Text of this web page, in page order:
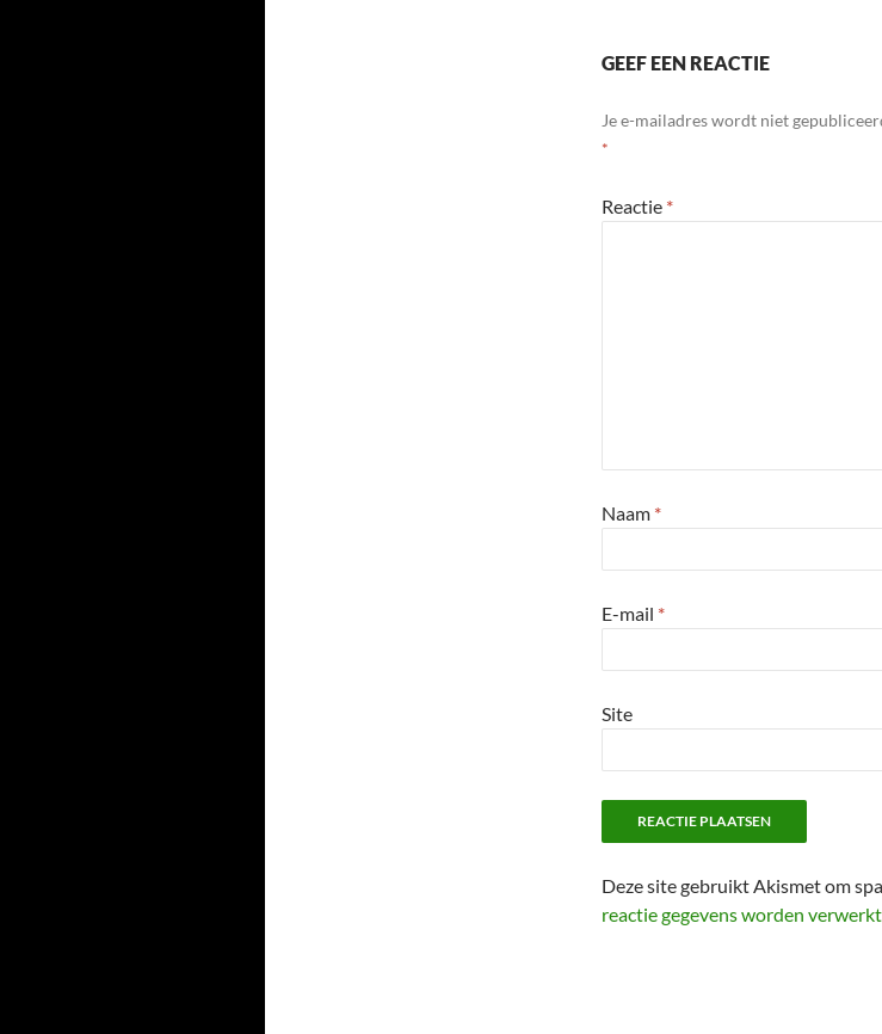
GEEF EEN REACTIE
Je e-mailadres wordt niet
*
Reactie *
Naam *
E-mail *
Site
Deze site gebruikt Akismet om
reactie gegevens worden verwerkt